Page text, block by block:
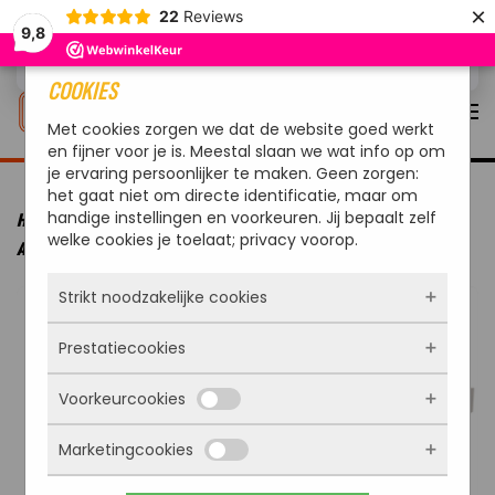
9,8
22 Reviews ×
Overslaan en naar de inhoud gaan
HOME MERKEN OUTDOORCHEF
OUTDOORCHEF BBQ
ACCESSOIRE UITWISSELBAAR FRONT VOOR AROSA 570 G NOBLE BEIGE
COOKIES
Met cookies zorgen we dat de website goed werkt
en fijner voor je is. Meestal slaan we wat info op om
je ervaring persoonlijker te maken. Geen zorgen:
het gaat niet om directe identificatie, maar om
handige instellingen en voorkeuren. Jij bepaalt zelf
welke cookies je toelaat; privacy voorop.
Strikt noodzakelijke cookies
Deze cookies zorgen ervoor dat de website
überhaupt werkt. Ze zijn dus altijd actief en
kunnen niet worden uitgezet. Meestal worden
ze alleen geplaatst als jij iets doet, zoals
inloggen, een formulier invullen of je
privacyvoorkeuren opslaan. Je kunt je browser
zo instellen dat hij deze cookies blokkeert of je
Prestatiecookies
Met deze cookies zien we hoe vaak onze site
bezocht wordt, waar bezoekers vandaan
komen en welke pagina’s populair zijn. Zo
kunnen we de website blijven verbeteren.
Voorkeurcookies
Deze cookies onthouden jouw voorkeuren.
Bijvoorbeeld taalkeuze of ingevulde gegevens.
Marketingcookies